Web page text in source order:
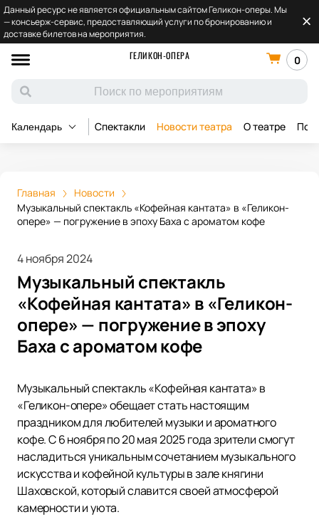
Данный ресурс не является официальным сайтом Геликон-оперы. Мы
— консьерж-сервис, предоставляющий услуги по бронированию и
доставке билетов на мероприятия.
ГЕЛИКОН-ОПЕРА
0
Календарь Спектакли Новости театра О театре
Главная
Новости
Музыкальный спектакль «Кофейная кантата» в «Геликон-
опере» — погружение в эпоху Баха с ароматом кофе
4 ноября 2024
Музыкальный спектакль
«Кофейная кантата» в «Геликон-
опере» — погружение в эпоху
Баха с ароматом кофе
Музыкальный спектакль «Кофейная кантата» в
«Геликон-опере» обещает стать настоящим
праздником для любителей музыки и ароматного
кофе. С 6 ноября по 20 мая 2025 года зрители смогут
насладиться уникальным сочетанием музыкального
искусства и кофейной культуры в зале княгини
Шаховской, который славится своей атмосферой
камерности и уюта.